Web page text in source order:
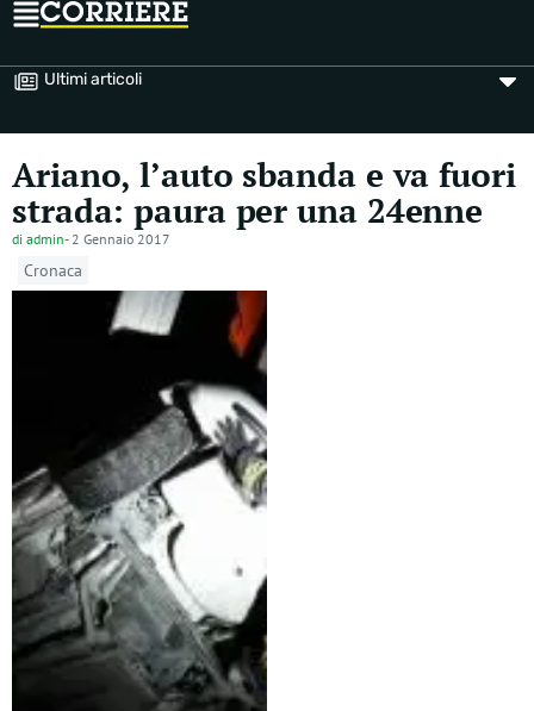
Ultimi articoli
Ariano, l’auto sbanda e va fuori
strada: paura per una 24enne
di admin- 2 Gennaio 2017
Cronaca